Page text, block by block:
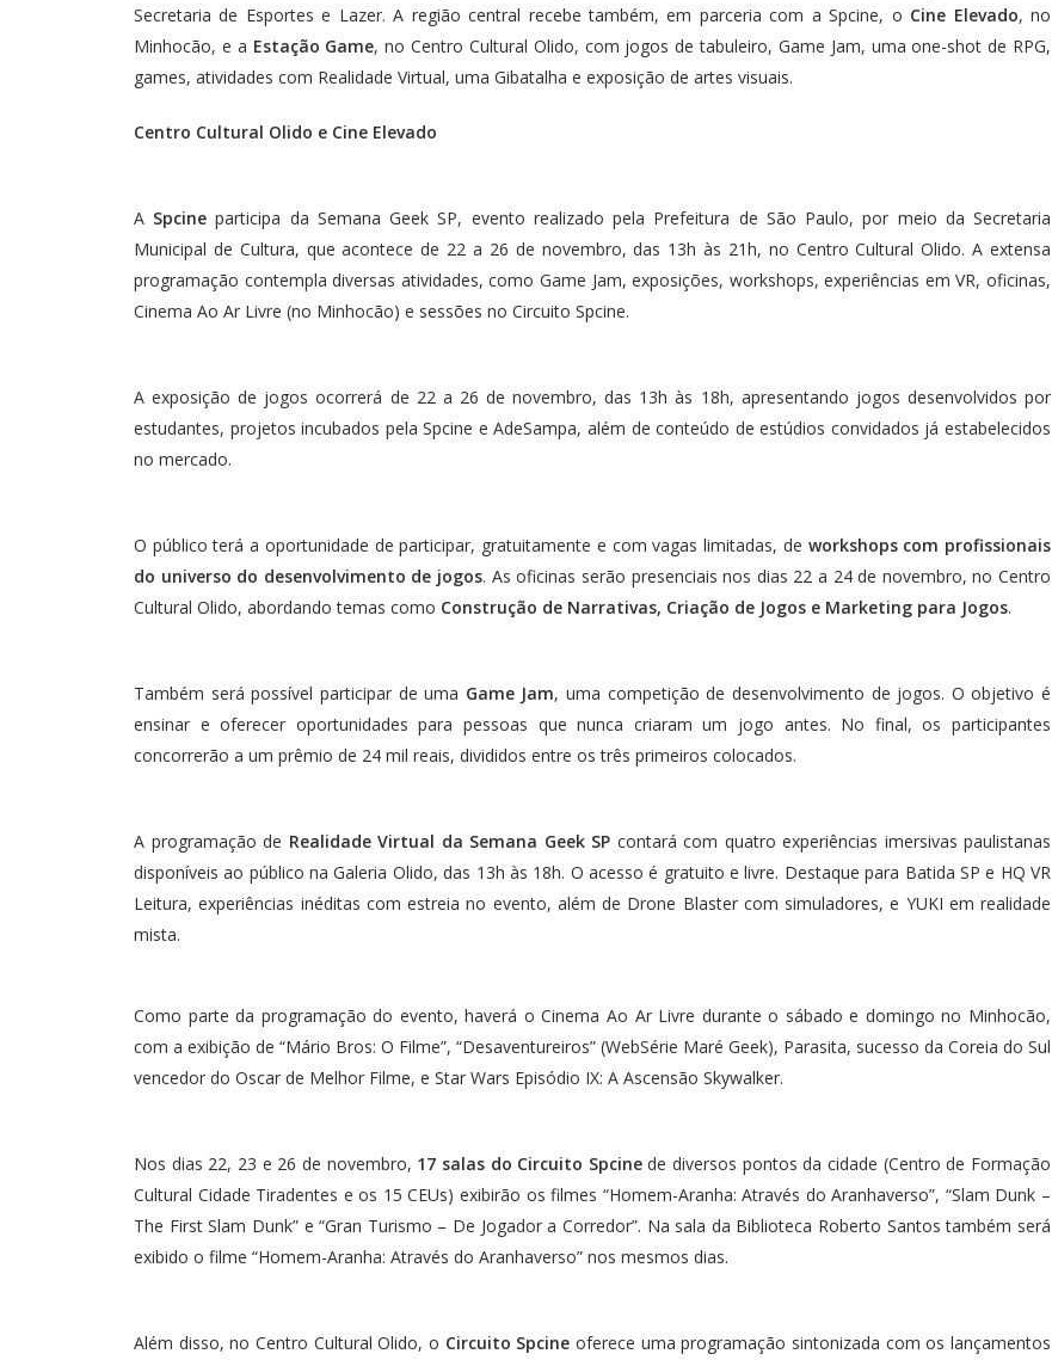
Secretaria de Esportes e Lazer. A região central recebe também, em parceria com a Spcine, o Cine Elevado, no
Minhocão, e a Estação Game, no Centro Cultural Olido, com jogos de tabuleiro, Game Jam, uma one-shot de RPG,
games, atividades com Realidade Virtual, uma Gibatalha e exposição de artes visuais.
Centro Cultural Olido e Cine Elevado
A Spcine participa da Semana Geek SP, evento realizado pela Prefeitura de São Paulo, por meio da Secretaria
Municipal de Cultura, que acontece de 22 a 26 de novembro, das 13h às 21h, no Centro Cultural Olido. A extensa
programação contempla diversas atividades, como Game Jam, exposições, workshops, experiências em VR, oficinas,
Cinema Ao Ar Livre (no Minhocão) e sessões no Circuito Spcine.
A exposição de jogos ocorrerá de 22 a 26 de novembro, das 13h às 18h, apresentando jogos desenvolvidos por
estudantes, projetos incubados pela Spcine e AdeSampa, além de conteúdo de estúdios convidados já estabelecidos
no mercado.
O público terá a oportunidade de participar, gratuitamente e com vagas limitadas, de workshops com profissionais
do universo do desenvolvimento de jogos. As oficinas serão presenciais nos dias 22 a 24 de novembro, no Centro
Cultural Olido, abordando temas como Construção de Narrativas, Criação de Jogos e Marketing para Jogos.
Também será possível participar de uma Game Jam, uma competição de desenvolvimento de jogos. O objetivo é
ensinar e oferecer oportunidades para pessoas que nunca criaram um jogo antes. No final, os participantes
concorrerão a um prêmio de 24 mil reais, divididos entre os três primeiros colocados.
A programação de Realidade Virtual da Semana Geek SP contará com quatro experiências imersivas paulistanas
disponíveis ao público na Galeria Olido, das 13h às 18h. O acesso é gratuito e livre. Destaque para Batida SP e HQ VR
Leitura, experiências inéditas com estreia no evento, além de Drone Blaster com simuladores, e YUKI em realidade
mista.
Como parte da programação do evento, haverá o Cinema Ao Ar Livre durante o sábado e domingo no Minhocão,
com a exibição de “Mário Bros: O Filme”, “Desaventureiros” (WebSérie Maré Geek), Parasita, sucesso da Coreia do Sul
vencedor do Oscar de Melhor Filme, e Star Wars Episódio IX: A Ascensão Skywalker.
Nos dias 22, 23 e 26 de novembro, 17 salas do Circuito Spcinede diversos pontos da cidade (Centro de Formação
Cultural Cidade Tiradentes e os 15 CEUs) exibirão os filmes “Homem-Aranha: Através do Aranhaverso”, “Slam Dunk –
The First Slam Dunk” e “Gran Turismo – De Jogador a Corredor”. Na sala da Biblioteca Roberto Santos também será
exibido o filme “Homem-Aranha: Através do Aranhaverso” nos mesmos dias.
Além disso, no Centro Cultural Olido, o Circuito Spcine oferece uma programação sintonizada com os lançamentos